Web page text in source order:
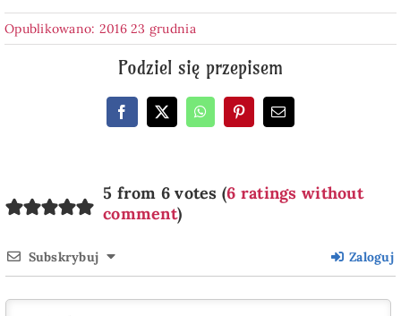
Opublikowano: 2016 23 grudnia
Podziel się przepisem
5 from 6 votes (6 ratings without
comment)
Subskrybuj Zaloguj